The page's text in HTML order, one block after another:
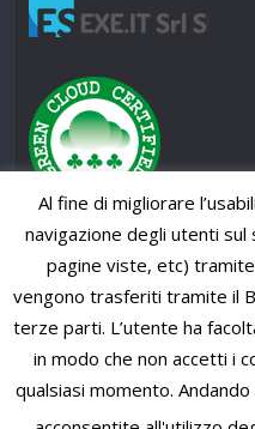
Copyright © 2026SUP
Theme: ColorMag Pro by
Al fine di migliorare
navigazione degli utenti
pagine viste, etc)
vengono trasferiti tramite il
terze parti. L’utente ha
in modo che non accetti i
qualsiasi momento.